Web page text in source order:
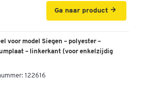
Ga naar product
voor model Siegen – polyester –
– linkerkant (voor enkelzijdig
122616